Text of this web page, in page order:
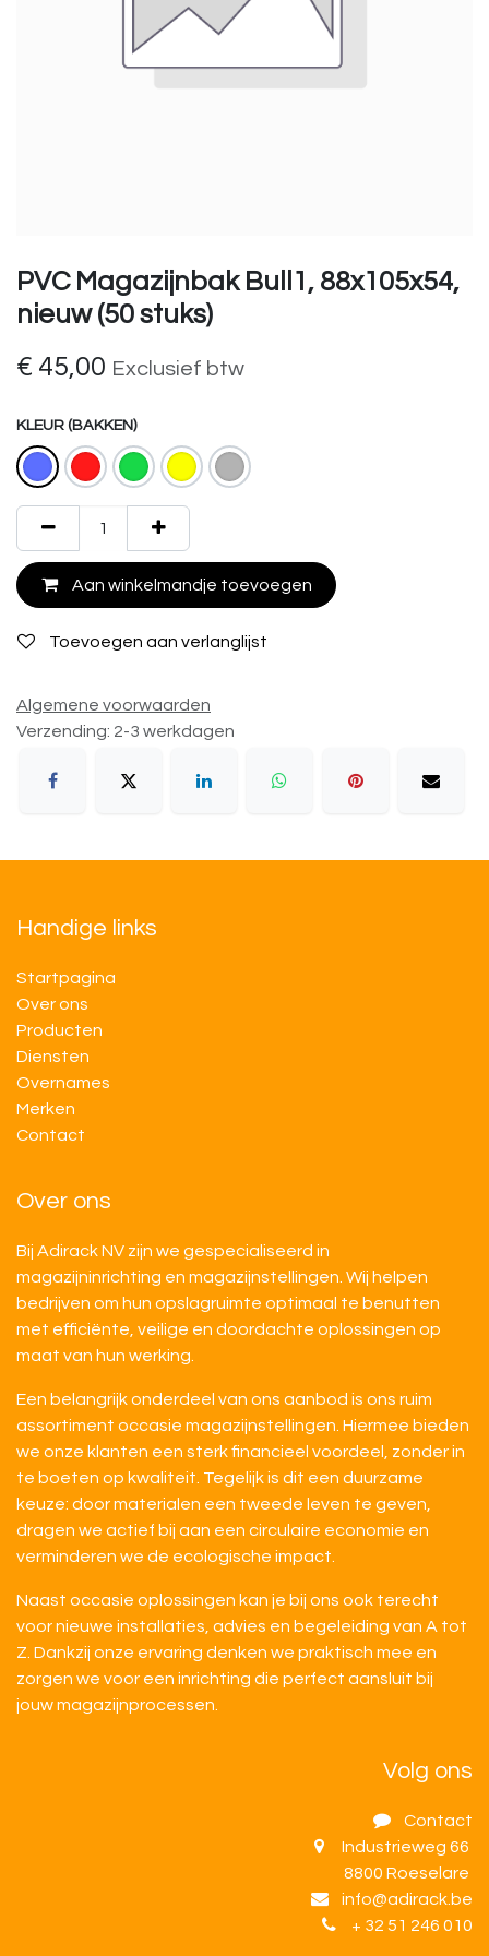
PVC Magazijnbak Bull1, 88x105x54,
nieuw (50 stuks)
€ 45,00 Exclusief btw
KLEUR (BAKKEN)
Aan winkelmandje toevoegen
Toevoegen aan verlanglijst
Algemene voorwaarden
Verzending: 2-3 werkdagen
Handige links
Startpagina
Over ons
Producten
Diensten
Overnames
M​​erken
Contact
Over ons
Bij Adirack NV zijn we gespecialiseerd in
magazijninrichting en magazijnstellingen. Wij helpen
bedrijven om hun opslagruimte optimaal te benutten
met efficiënte, veilige en doordachte oplossingen op
maat van hun werking.
Een belangrijk onderdeel van ons aanbod is ons ruim
assortiment occasie magazijnstellingen. Hiermee bieden
we onze klanten een sterk financieel voordeel, zonder in
te boeten op kwaliteit. Tegelijk is dit een duurzame
keuze: door materialen een tweede leven te geven,
dragen we actief bij aan een circulaire economie en
verminderen we de ecologische impact.
Naast occasie oplossingen kan je bij ons ook terecht
voor nieuwe installaties, advies en begeleiding van A tot
Z. Dankzij onze ervaring denken we praktisch mee en
zorgen we voor een inrichting die perfect aansluit bij
jouw magazijnprocessen.
Volg ons
Contact
Industrieweg 66
8800 Roeselare
info@adirack.be
+ 32 51 246 010